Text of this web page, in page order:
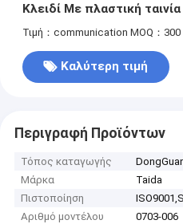
Κλειδί Με πλαστική
Τιμή：communication MOQ：300
Καλύτερη τιμή
Περιγραφή Προϊόντων
Τόπος καταγωγής
Μάρκα
Taida
Πιστοποίηση
Αριθμό μοντέλου
0703-006